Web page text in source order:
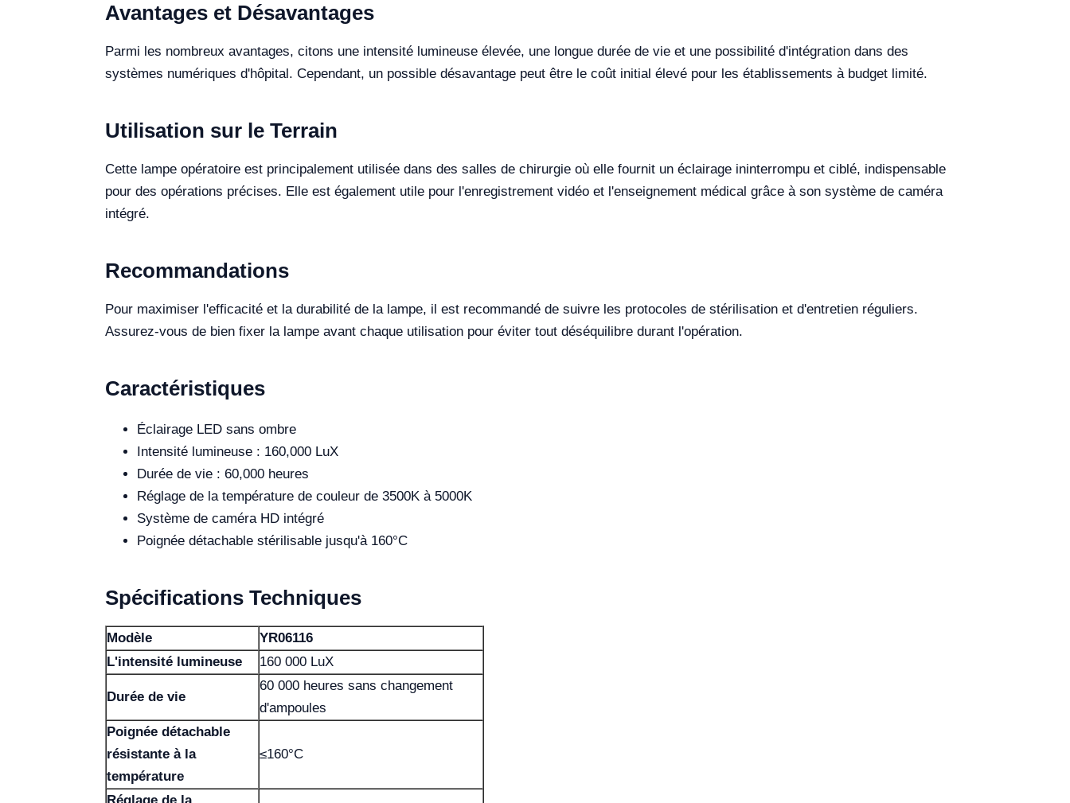
Avantages et Désavantages
Parmi les nombreux avantages, citons une intensité lumineuse élevée, une longue durée de vie et une possibilité d'intégration dans des
systèmes numériques d'hôpital. Cependant, un possible désavantage peut être le coût initial élevé pour les établissements à budget limité.
Utilisation sur le Terrain
Cette lampe opératoire est principalement utilisée dans des salles de chirurgie où elle fournit un éclairage ininterrompu et ciblé, indispensable
pour des opérations précises. Elle est également utile pour l'enregistrement vidéo et l'enseignement médical grâce à son système de caméra
intégré.
Recommandations
Pour maximiser l'efficacité et la durabilité de la lampe, il est recommandé de suivre les protocoles de stérilisation et d'entretien réguliers.
Assurez-vous de bien fixer la lampe avant chaque utilisation pour éviter tout déséquilibre durant l'opération.
Caractéristiques
Éclairage LED sans ombre
Intensité lumineuse : 160,000 LuX
Durée de vie : 60,000 heures
Réglage de la température de couleur de 3500K à 5000K
Système de caméra HD intégré
Poignée détachable stérilisable jusqu'à 160°C
Spécifications Techniques
Modèle
YR06116
L'intensité lumineuse
160 000 LuX
Durée de vie
60 000 heures sans changement
d'ampoules
Poignée détachable
résistante à la
température
≤160°C